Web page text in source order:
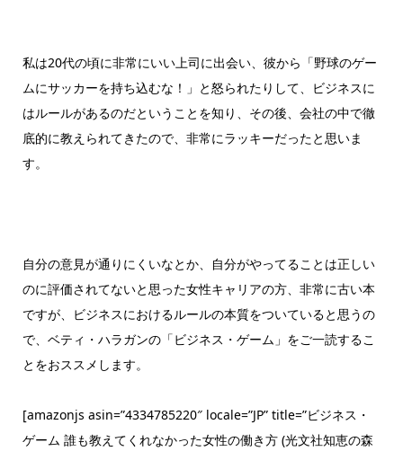
私は20代の頃に非常にいい上司に出会い、彼から「野球のゲー
ムにサッカーを持ち込むな！」と怒られたりして、ビジネスに
はルールがあるのだということを知り、その後、会社の中で徹
底的に教えられてきたので、非常にラッキーだったと思いま
す。
自分の意見が通りにくいなとか、自分がやってることは正しい
のに評価されてないと思った女性キャリアの方、非常に古い本
ですが、ビジネスにおけるルールの本質をついていると思うの
で、ベティ・ハラガンの「ビジネス・ゲーム」をご一読するこ
とをおススメします。
[amazonjs asin=”4334785220″ locale=”JP” title=”ビジネス・
ゲーム 誰も教えてくれなかった女性の働き方 (光文社知恵の森